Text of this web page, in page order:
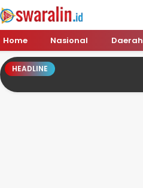
Swara Lin
Independent, Tajam & Profesional
Home Nasional Daerah
HEADLINE